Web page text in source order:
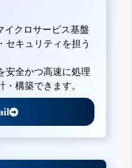
イクロサービス基盤
セキュリティを担う
安全かつ高速に処理
・構築できます。